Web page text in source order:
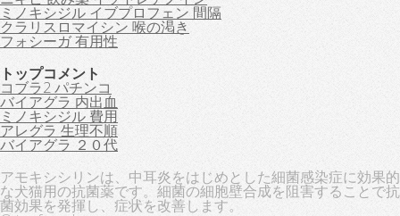
ミノキシジル イブプロフェン 間隔
クラリスロマイシン 喉の渇き
フォシーガ 有用性
トップコメント
コブラ2 パチンコ
バイアグラ 内出血
ミノキシジル 費用
アレグラ 生理不順
バイアグラ ２０代
アモキシシリンは、中耳炎をはじめとした細菌感染症に効果的
な犬猫用の抗菌薬です。細菌の細胞壁合成を阻害することで抗
菌効果を発揮し、症状を改善します。